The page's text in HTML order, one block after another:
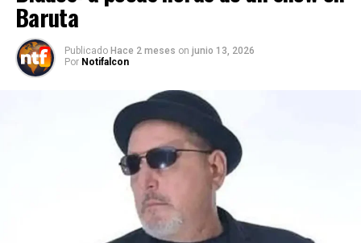
Baruta
Publicado Hace 2 meses on junio 13, 2026
Por Notifalcon